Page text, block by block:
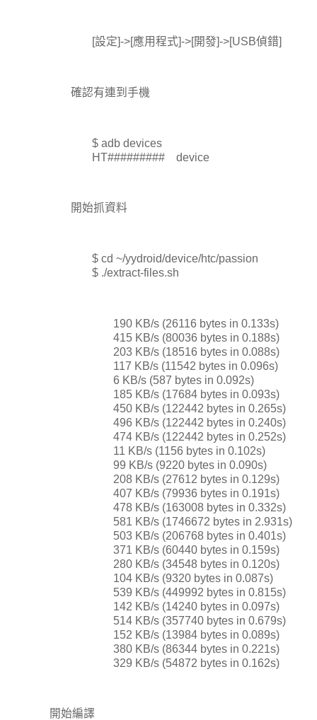
[設定]->[應用程式]->[開發]->[USB偵錯]
確認有連到手機
$ adb devices
HT######### device
開始抓資料
$ cd ~/yydroid/device/htc/passion
$ ./extract-files.sh
190 KB/s (26116 bytes in 0.133s)
415 KB/s (80036 bytes in 0.188s)
203 KB/s (18516 bytes in 0.088s)
117 KB/s (11542 bytes in 0.096s)
6 KB/s (587 bytes in 0.092s)
185 KB/s (17684 bytes in 0.093s)
450 KB/s (122442 bytes in 0.265s)
496 KB/s (122442 bytes in 0.240s)
474 KB/s (122442 bytes in 0.252s)
11 KB/s (1156 bytes in 0.102s)
99 KB/s (9220 bytes in 0.090s)
208 KB/s (27612 bytes in 0.129s)
407 KB/s (79936 bytes in 0.191s)
478 KB/s (163008 bytes in 0.332s)
581 KB/s (1746672 bytes in 2.931s)
503 KB/s (206768 bytes in 0.401s)
371 KB/s (60440 bytes in 0.159s)
280 KB/s (34548 bytes in 0.120s)
104 KB/s (9320 bytes in 0.087s)
539 KB/s (449992 bytes in 0.815s)
142 KB/s (14240 bytes in 0.097s)
514 KB/s (357740 bytes in 0.679s)
152 KB/s (13984 bytes in 0.089s)
380 KB/s (86344 bytes in 0.221s)
329 KB/s (54872 bytes in 0.162s)
開始編譯